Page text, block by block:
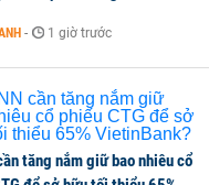
thủy sản Việt
- 1 giờ trước
tăng nắm giữ bao nhiêu cổ